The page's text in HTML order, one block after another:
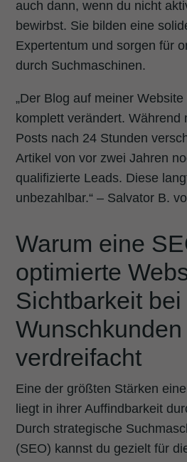
auch dann, wenn du nicht
bewirbst. Sie bilden eine
Expertentum und sorgen für
durch Suchmaschinen.
„Der Blog auf meiner
komplett verändert. Während
Posts nach 24 Stunden
Artikel von vor zwei Jahren
qualifizierte Leads. Diese
unbezahlbar.“ – Salvator B.
Warum eine
optimierte
Sichtbarkeit
Wunschkunden
verdreifacht
Eine der größten Stärken
liegt in ihrer Auffindbarkeit
Durch strategische
(SEO) kannst du gezielt für